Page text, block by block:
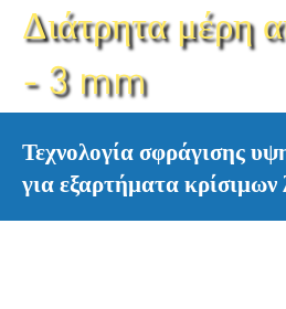
Διάτρητα μέρη
- 3 mm
Τεχνολογία σφράγισης
για εξαρτήματα κρίσιμων